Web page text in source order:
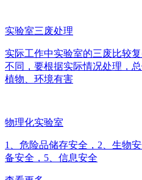
实验室三废处理
实际工作中实验室的三废比较
不同，要根据实际情况处理，
植物、环境有害
物理化实验室
1、危险品储存安全，2、生物
备安全，5、信息安全